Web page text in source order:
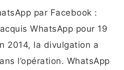
par Facebook :
WhatsApp pour 19
2014, la divulgation a
l’opération. WhatsApp